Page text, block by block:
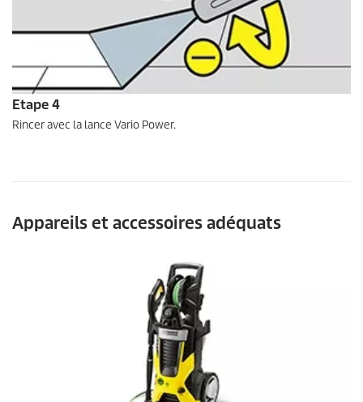
Etape 4
Rincer avec la lance Vario Power.
Appareils et accessoires adéquats